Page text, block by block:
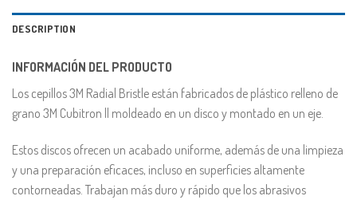
DESCRIPTION
INFORMACIÓN DEL PRODUCTO
Los cepillos 3M Radial Bristle están fabricados de plástico relleno de
grano 3M Cubitron ll moldeado en un disco y montado en un eje.
Estos discos ofrecen un acabado uniforme, además de una limpieza
y una preparación eficaces, incluso en superficies altamente
contorneadas. Trabajan más duro y rápido que los abrasivos